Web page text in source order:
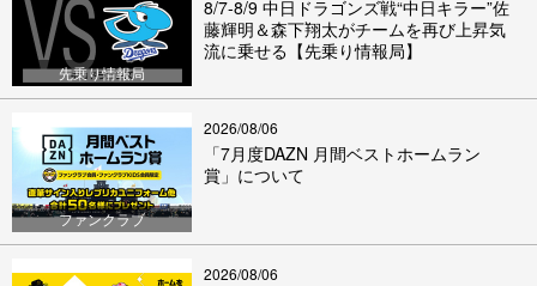
先乗り情報局
8/7-8/9 中日ドラゴンズ戦“中日キラー”佐
藤輝明＆森下翔太がチームを再び上昇気
流に乗せる【先乗り情報局】
ファンクラブ
2026/08/06
「7月度DAZN 月間ベストホームラン
賞」について
2026/08/06